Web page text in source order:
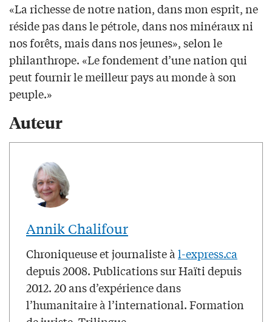
«La richesse de notre nation, dans mon esprit, ne
réside pas dans le pétrole, dans nos minéraux ni
nos forêts, mais dans nos jeunes», selon le
philanthrope. «Le fondement d’une nation qui
peut fournir le meilleur pays au monde à son
peuple.»
Auteur
Annik Chalifour
Chroniqueuse et journaliste àl-express.ca
depuis 2008. Publications sur Haïti depuis
2012. 20 ans d’expérience dans
l’humanitaire à l’international. Formation